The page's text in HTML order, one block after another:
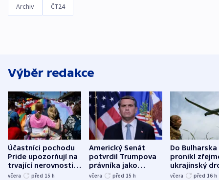
Archiv ČT24
Výběr redakce
Účastníci pochodu
Pride upozorňují na
trvající nerovnosti i
společenskou
včera před 15 h
Americký Senát
potvrdil Trumpova
právníka jako
ministra
včera před 15 h
Do Bulharska
pronikl
ukrajinský
explodoval
včera před 16 h